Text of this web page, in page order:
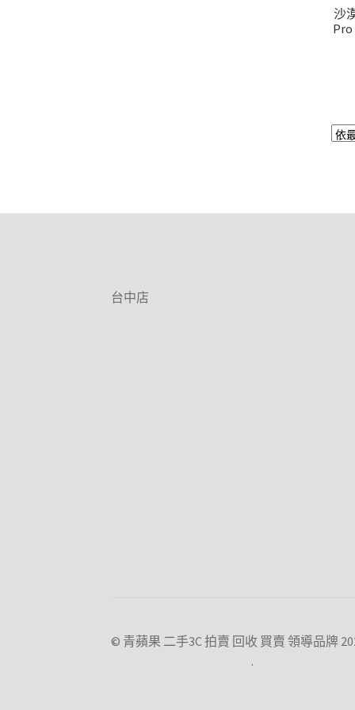
沙
Pro
台中店
© 青蘋果 二手3C 拍賣 回收 買賣 領導品牌
.